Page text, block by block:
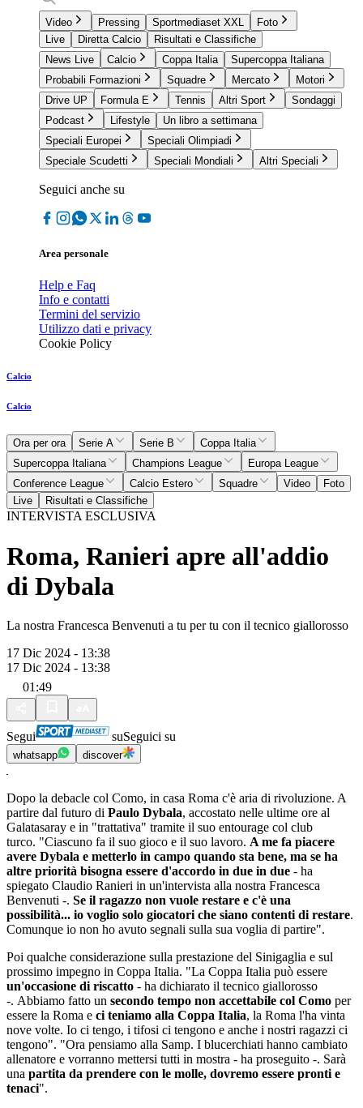
Video Pressing Sportmediaset XXL
Foto
Live
Diretta Calcio
Risultati e Classifiche
News Live
Calcio Coppa Italia
Supercoppa Italiana
Probabili Formazioni
Squadre Mercato
Motori
Drive UP
Formula E Tennis Altri Sport
Sondaggi
Podcast
Lifestyle
Un libro a settimana
Speciali Europei
Speciali Olimpiadi
Speciale Scudetti
Speciali Mondiali Altri Speciali
Seguici anche su
Area personale
Help e Faq
Info e contatti
Termini del servizio
Utilizzo dati e privacy
Cookie Policy
Calcio
Calcio
Ora per ora Serie A Serie B
Coppa Italia
Supercoppa Italiana
Champions League
Europa League
Conference League
Calcio Estero Squadre Video
Foto
Live
Risultati e Classifiche
INTERVISTA ESCLUSIVA
Roma, Ranieri apre all'addio
di Dybala
La nostra Francesca Benvenuti a tu per tu con il tecnico giallorosso
17 Dic 2024 - 13:38
17 Dic 2024 - 13:38
01:49
Segui suSeguici su
whatsapp discover
Dopo la debacle col Como, in casa Roma c'è aria di rivoluzione. A
partire dal futuro di Paulo Dybala, accostato nelle ultime ore al
Galatasaray e in "trattativa" tramite il suo entourage col club
turco. "Ciascuno fa il suo gioco e il suo lavoro. A me fa piacere
avere Dybala e metterlo in campo quando sta bene, ma se ha
altre priorità bisogna essere d'accordo in due in due - ha
spiegato Claudio Ranieri in un'intervista alla nostra Francesca
Benvenuti -. Se il ragazzo non vuole restare e c'è una
possibilità... io voglio solo giocatori che siano contenti di restare.
Comunque io non ho avuto segnali sulla sua voglia di partire".
Poi qualche considerazione sulla prestazione del Sinigaglia e sul
prossimo impegno in Coppa Italia. "La Coppa Italia può essere
un'occasione di riscatto - ha dichiarato il tecnico giallorosso
-. Abbiamo fatto un secondo tempo non accettabile col Como per
essere la Roma e ci teniamo alla Coppa Italia, la Roma l'ha vinta
nove volte. Io ci tengo, i tifosi ci tengono e anche i nostri ragazzi ci
tengono". "Ora pensiamo alla Samp. I blucerchiati hanno cambiato
allenatore e vorranno mettersi tutti in mostra - ha proseguito -. Sarà
una partita da prendere con le molle, dovremo essere pronti e
tenaci".